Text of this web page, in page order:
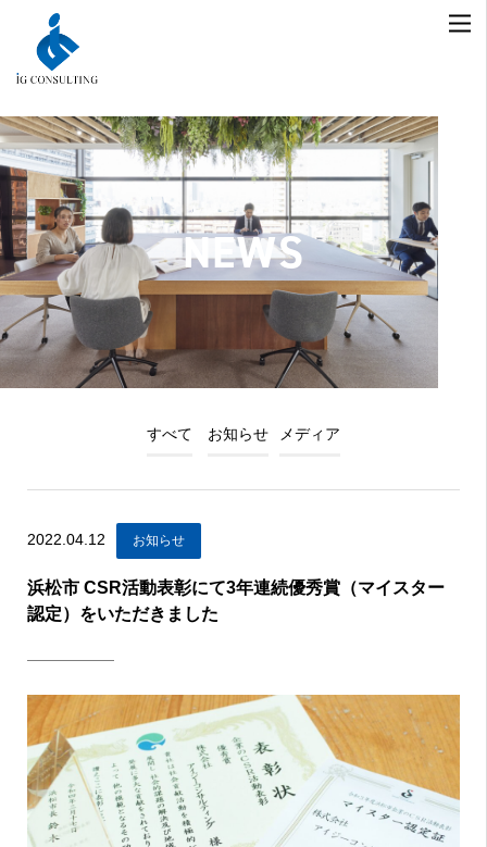
NEWS
すべて お知らせ メディア
2022.04.12 お知らせ
浜松市 CSR活動表彰にて3年連続優秀賞（マイスター
認定）をいただきました